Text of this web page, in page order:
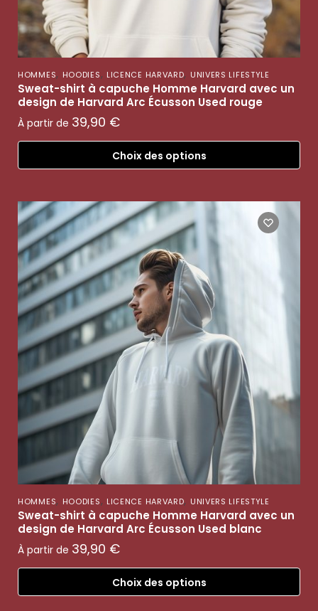
HOMMES, HOODIES, LICENCE HARVARD, UNIVERS LIFESTYLE
Sweat-shirt à capuche Homme Harvard avec un
design de Harvard Arc Écusson Used rouge
À partir de 39,90 €
Choix des options
HOMMES, HOODIES, LICENCE HARVARD, UNIVERS LIFESTYLE
Sweat-shirt à capuche Homme Harvard avec un
design de Harvard Arc Écusson Used blanc
À partir de 39,90 €
Choix des options